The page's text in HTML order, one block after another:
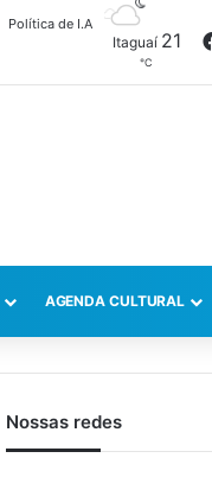
Política de I.A
Itaguaí 21
℃
AGENDA CULTURAL
Nossas redes